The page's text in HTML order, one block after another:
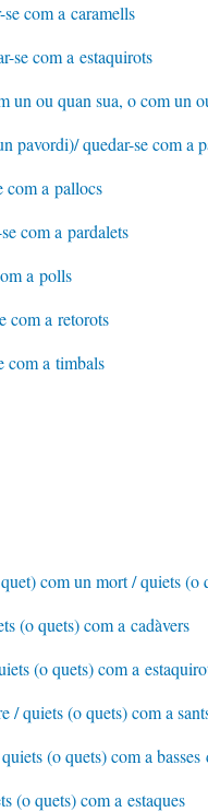
com a caramells
se com a estaquirots
un ou quan sua, o com un
pavordi)/ quedar-se com a
com a pallocs
com a pardalets
a polls
com a retorots
com a timbals
com un mort / quiets (o
(o quets) com a cadàvers
(o quets) com a
/ quiets (o quets) com a
(o quets) com a basses
(o quets) com a estaques